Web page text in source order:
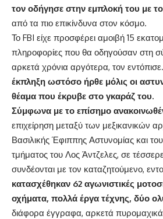
τον οδήγησε στην εμπλοκή του με
από τα πιο επικίνδυνα στον κόσμο.
Το FBI είχε προσφέρει αμοιβή 15
πληροφορίες που θα οδηγούσαν στη
αρκετά χρόνια αργότερα, τον εντόπισε.
έκπληξη ωστόσο ήρθε μόλις οι
θέαμα που έκρυβε στο γκαράζ του.
Σύμφωνα με το επίσημο
επιχείρηση μεταξύ των μεξικανικών
Βασιλικής Έφιππης Αστυνομίας και
τμήματος του Λος Άντζελες, σε
συνδέονται με τον καταζητούμενο,
κατασχέθηκαν 62 αγωνιστικές
οχήματα, πολλά έργα τέχνης, δύο
διάφορα έγγραφα, αρκετά πυρομαχικά